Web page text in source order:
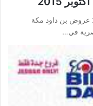
عروض بن داود مكة الخميس 8 اكتوبر 2015 عروض بن داود مكة